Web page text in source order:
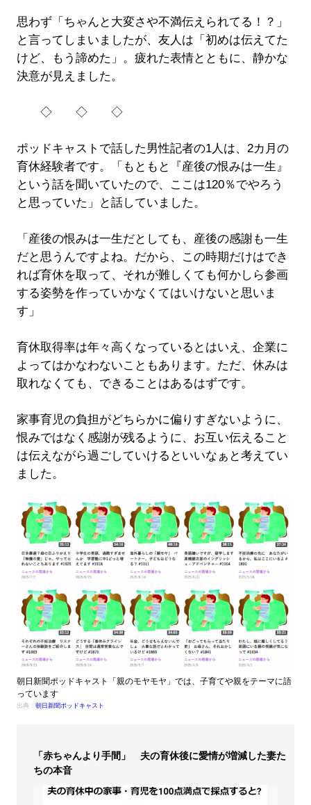
思わず「ちゃんと大変さや不満伝えられてる！？」
と言ってしまいましたが、友人は「初めは伝えてた
けど、もう諦めた」。疲れた表情とともに、静かな
決意が見えました。
◇ ◇ ◇
ポッドキャストで話した男性記者の1人は、2カ月の
育休経験者です。「もともと『産後の恨みは一生』
という話を聞いていたので、ここは120％でやろう
と思っていた」と話していました。
「産後の恨みは一生だとしても、産後の感謝も一生
だと思うんですよね。だから、この時期だけはでき
れば育休を取って、それが難しくても何かしら参画
する姿勢を作っていかなくてはいけないと思いま
す」
育休取得率は年々高くなっているとはいえ、企業に
よってはかなわないこともあります。ただ、休みは
取れなくても、できることはあるはずです。
家事育児の負担がどちらかに偏りすぎないように、
恨みではなく感謝が残るように、お互い伝えること
は伝えながら過ごしていけるといいなぁと考えてい
ました。
朝日新聞ポッドキャスト「親のモヤモヤ」では、子育てや親をテーマに語
っています
出典： 朝日新聞ポッドキャスト
「赤ちゃんより手間」 夫の育休後に愛情が増減した妻た
ちの本音